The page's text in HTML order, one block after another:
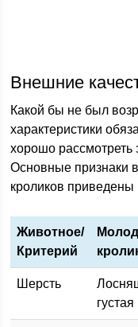
Внешние
Какой бы не был
характеристики
хорошо рассмотреть
Основные признаки
кроликов приведены
Животное/
Критерий
Шерсть
густая